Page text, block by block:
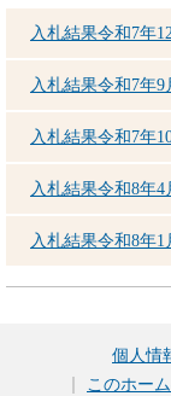
入札結果令和7年
入札結果令和7年
入札結果令和7年
入札結果令和8年
入札結果令和8年
個人情
このホー